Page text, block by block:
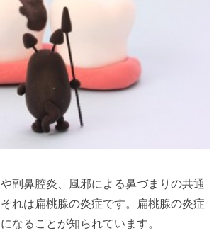
副鼻腔炎、風邪による鼻づまりの共通
れは扁桃腺の炎症です。扁桃腺の炎症
なることが知られています。